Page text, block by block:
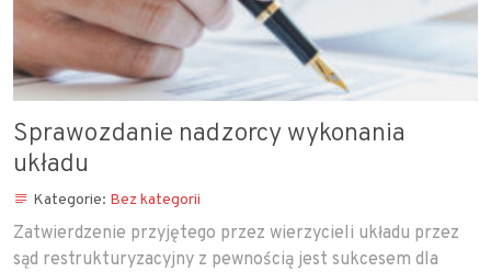
Sprawozdanie nadzorcy wykonania
układu
Kategorie: Bez kategorii
Zatwierdzenie przyjętego przez wierzycieli układu przez
sąd restrukturyzacyjny z pewnością jest sukcesem dla